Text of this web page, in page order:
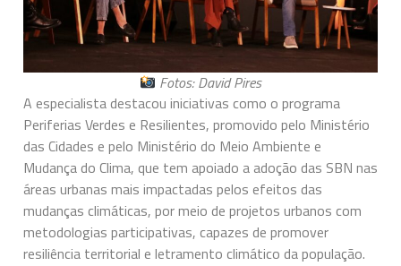
Fotos: David Pires
A especialista destacou iniciativas como o programa
Periferias Verdes e Resilientes, promovido pelo Ministério
das Cidades e pelo Ministério do Meio Ambiente e
Mudança do Clima, que tem apoiado a adoção das SBN nas
áreas urbanas mais impactadas pelos efeitos das
mudanças climáticas, por meio de projetos urbanos com
metodologias participativas, capazes de promover
resiliência territorial e letramento climático da população.